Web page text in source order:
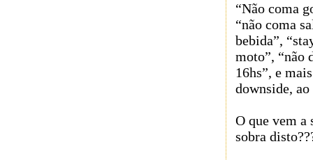
“Não coma
“não coma
bebida”,
moto”, “não
16hs”, e
downside,
O que vem a
sobra